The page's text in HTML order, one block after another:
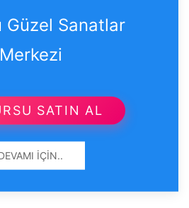
Güzel Sanatlar
Merkezi
SATIN AL
İÇIN..